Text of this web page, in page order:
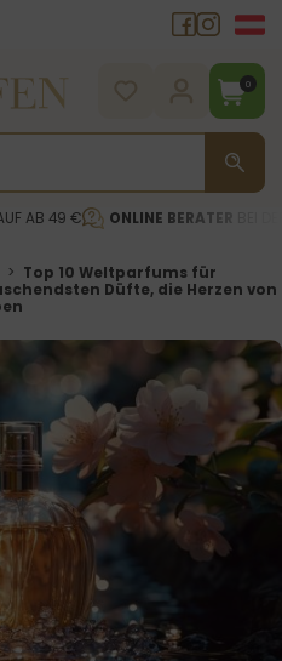
0
AB 49 € ONLINE BERATER
> Top 10 Weltparfums für
Düfte, die Herzen von